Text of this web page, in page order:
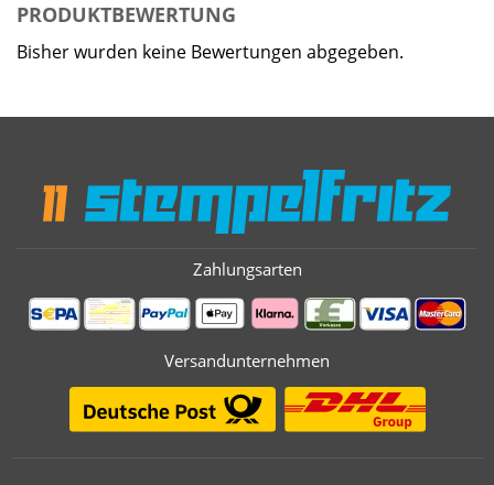
PRODUKTBEWERTUNG
Bisher wurden keine Bewertungen abgegeben.
Zahlungsarten
Versandunternehmen